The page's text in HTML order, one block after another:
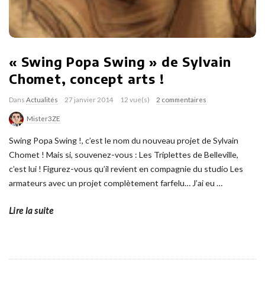
« Swing Popa Swing » de Sylvain
Chomet, concept arts !
Dans Actualités 27 janvier 2014 12 vue(s) 2 commentaires
Mister3ZE
Swing Popa Swing !, c’est le nom du nouveau projet de Sylvain
Chomet ! Mais si, souvenez-vous : Les Triplettes de Belleville,
c’est lui ! Figurez-vous qu’il revient en compagnie du studio Les
armateurs avec un projet complètement farfelu… J’ai eu …
Lire la suite